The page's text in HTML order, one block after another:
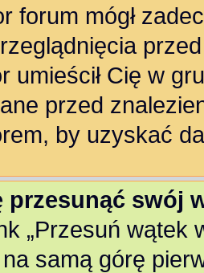
forum mógł
umieścił Cię w
przed
by uzyskać
przesunąć swój
„Przesuń wątek
samą górę